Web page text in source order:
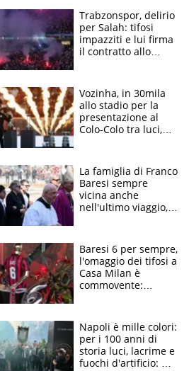
Trabzonspor, delirio
per Salah: tifosi
impazziti e lui firma
il contratto allo
Vozinha, in 30mila
allo stadio per la
presentazione al
Colo-Colo tra luci,
La famiglia di Franco
Baresi sempre
vicina anche
nell'ultimo viaggio,
circondati
dall'affetto dei tifosi
Baresi 6 per sempre,
l'omaggio dei tifosi a
Casa Milan è
commovente:
bigliettini
Napoli è mille colori:
per i 100 anni di
storia luci, lacrime e
fuochi d'artificio: De